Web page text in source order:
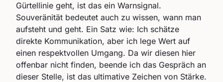
Gürtellinie geht, ist das ein Warnsignal.
Souveränität bedeutet auch zu wissen, wann man
aufsteht und geht. Ein Satz wie: Ich schätze
direkte Kommunikation, aber ich lege Wert auf
einen respektvollen Umgang. Da wir diesen hier
offenbar nicht finden, beende ich das Gespräch an
dieser Stelle, ist das ultimative Zeichen von Stärke.